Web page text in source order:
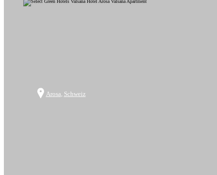
Arosa Schweiz